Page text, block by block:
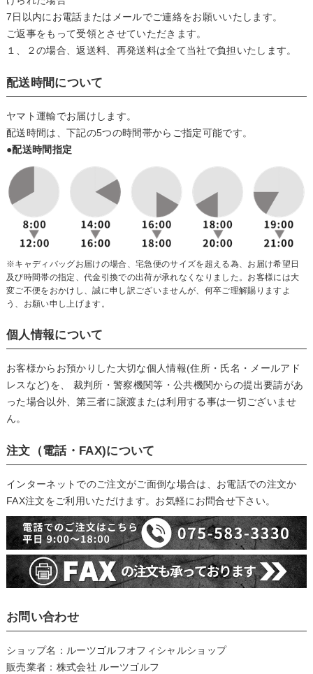
7日以内にお電話またはメールでご連絡をお願いいたします。
ご返事をもって受領とさせていただきます。
１、２の場合、返送料、再発送料は全て当社で負担いたします。
配送時間について
ヤマト運輸でお届けします。
配送時間は、下記の5つの時間帯からご指定可能です。
●配送時間指定
※キャディバッグお届けの場合、宅急便のサイズを超える為、お届け希望日
及び時間帯の指定、代金引換での出荷が承れなくなりました。お客様には大
変ご不便をおかけし、誠に申し訳ございませんが、何卒ご理解賜りますよ
う、お願い申し上げます。
個人情報について
お客様からお預かりした大切な個人情報(住所・氏名・メールアド
レスなど)を、 裁判所・警察機関等・公共機関からの提出要請があ
った場合以外、第三者に譲渡または利用する事は一切ございませ
ん。
注文（電話・FAX)について
インターネットでのご注文がご面倒な場合は、お電話での注文か
FAX注文をご利用いただけます。お気軽にお問合せ下さい。
お問い合わせ
ショップ名：ルーツゴルフオフィシャルショップ
販売業者：株式会社 ルーツゴルフ